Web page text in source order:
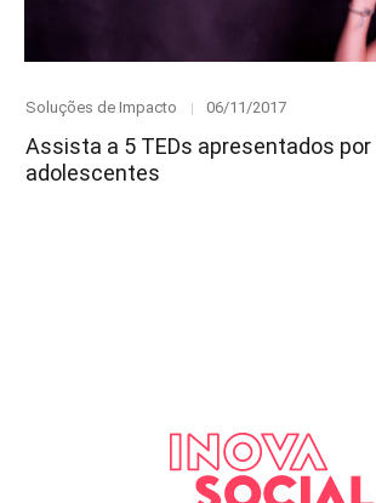
Category
Soluções de Impacto
Posted
06/11/2017
Assista a 5 TEDs apresentados
adolescentes